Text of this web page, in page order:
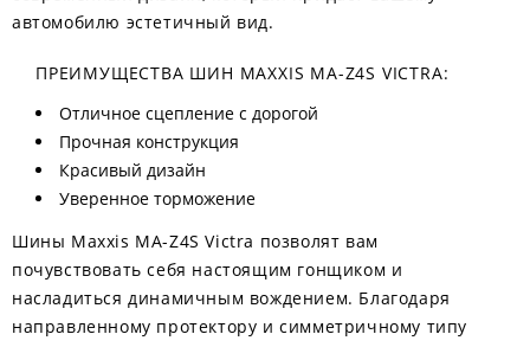
автомобилю эстетичный вид.
ПРЕИМУЩЕСТВА ШИН MAXXIS MA-Z4S VICTRA:
Отличное сцепление с дорогой
Прочная конструкция
Красивый дизайн
Уверенное торможение
Шины Maxxis MA-Z4S Victra позволят вам
почувствовать себя настоящим гонщиком и
насладиться динамичным вождением. Благодаря
направленному протектору и симметричному типу